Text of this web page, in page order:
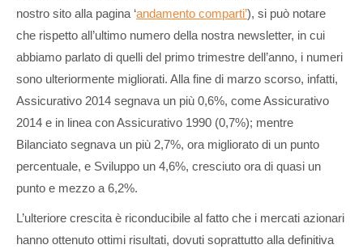
nostro sito alla pagina ‘andamento comparti’), si può notare
che rispetto all’ultimo numero della nostra newsletter, in cui
abbiamo parlato di quelli del primo trimestre dell’anno, i numeri
sono ulteriormente migliorati. Alla fine di marzo scorso, infatti,
Assicurativo 2014 segnava un più 0,6%, come Assicurativo
2014 e in linea con Assicurativo 1990 (0,7%); mentre
Bilanciato segnava un più 2,7%, ora migliorato di un punto
percentuale, e Sviluppo un 4,6%, cresciuto ora di quasi un
punto e mezzo a 6,2%.
L’ulteriore crescita è riconducibile al fatto che i mercati azionari
hanno ottenuto ottimi risultati, dovuti soprattutto alla definitiva